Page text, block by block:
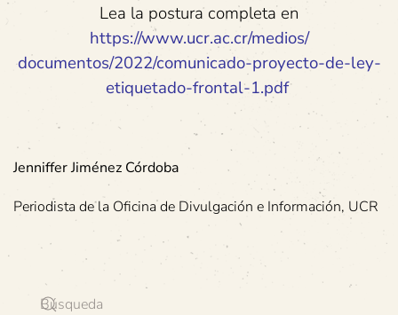
Lea la postura completa en
https://www.ucr.ac.cr/medios/
documentos/2022/comunicado-proyecto-de-ley-
etiquetado-frontal-1.pdf
Jenniffer Jiménez Córdoba
Periodista de la Oficina de Divulgación e Información, UCR